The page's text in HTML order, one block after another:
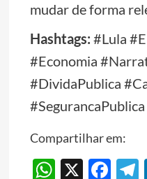
mudar de forma
Hashtags: #Lula
#Economia
#DividaPublica
#SegurancaPublica
Compartilhar em:
X